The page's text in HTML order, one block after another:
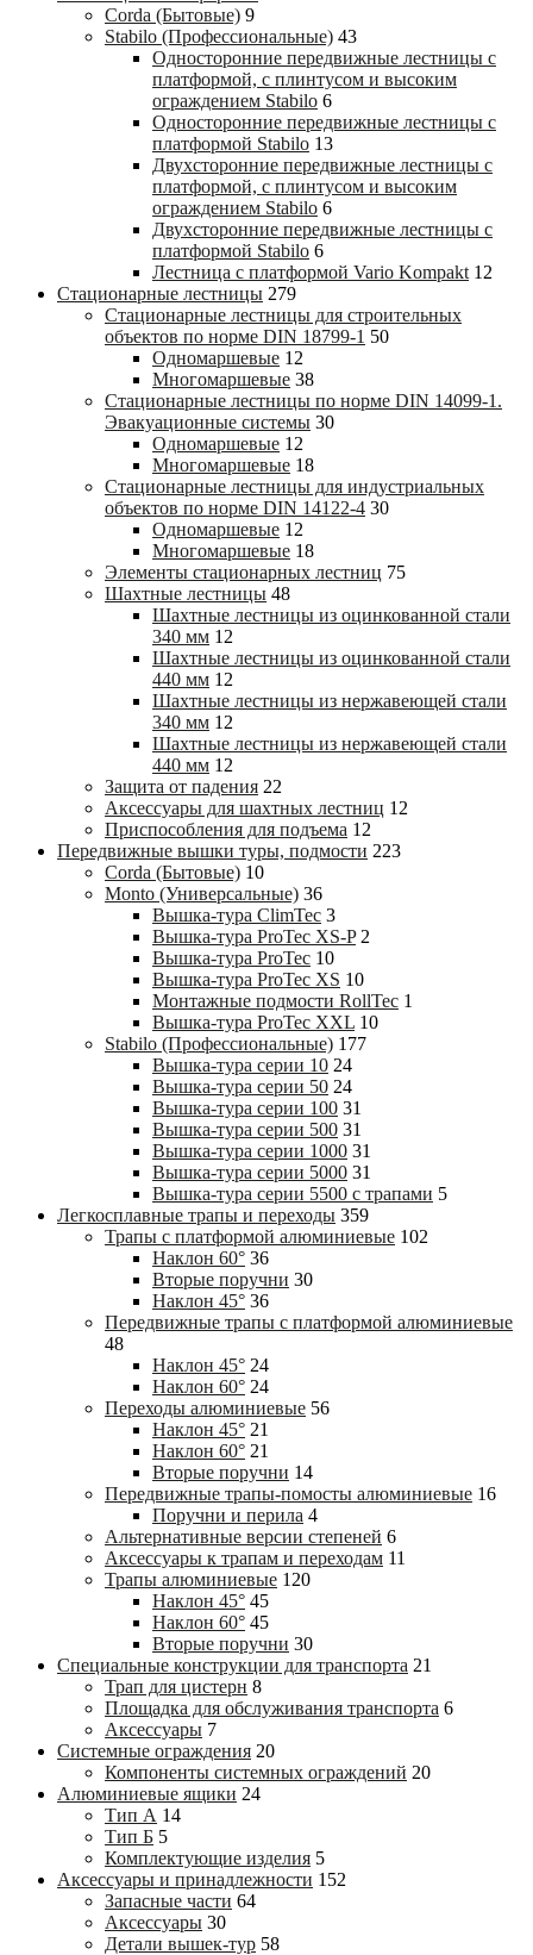
Corda (Бытовые) 9
Stabilo (Профессиональные) 43
Односторонние передвижные лестницы с
платформой, с плинтусом и высоким
ограждением Stabilo 6
Односторонние передвижные лестницы с
платформой Stabilo 13
Двухсторонние передвижные лестницы с
платформой, с плинтусом и высоким
ограждением Stabilo 6
Двухсторонние передвижные лестницы с
платформой Stabilo 6
Лестница с платформой Vario Kompakt 12
Стационарные лестницы 279
Стационарные лестницы для строительных
объектов по норме DIN 18799-1 50
Одномаршевые 12
Многомаршевые 38
Стационарные лестницы по норме DIN 14099-1.
Эвакуационные системы 30
Одномаршевые 12
Многомаршевые 18
Стационарные лестницы для индустриальных
объектов по норме DIN 14122-4 30
Одномаршевые 12
Многомаршевые 18
Элементы стационарных лестниц 75
Шахтные лестницы 48
Шахтные лестницы из оцинкованной стали
340 мм 12
Шахтные лестницы из оцинкованной стали
440 мм 12
Шахтные лестницы из нержавеющей стали
340 мм 12
Шахтные лестницы из нержавеющей стали
440 мм 12
Защита от падения 22
Аксессуары для шахтных лестниц 12
Приспособления для подъема 12
Передвижные вышки туры, подмости 223
Corda (Бытовые) 10
Monto (Универсальные) 36
Вышка-тура ClimTec 3
Вышка-тура ProTec XS-P 2
Вышка-тура ProTec 10
Вышка-тура ProTec XS 10
Монтажные подмости RollTec 1
Вышка-тура ProTec XXL 10
Stabilo (Профессиональные) 177
Вышка-тура cерии 10 24
Вышка-тура cерии 50 24
Вышка-тура cерии 100 31
Вышка-тура cерии 500 31
Вышка-тура cерии 1000 31
Вышка-тура cерии 5000 31
Вышка-тура cерии 5500 с трапами 5
Легкосплавные трапы и переходы 359
Трапы с платформой алюминиевые 102
Наклон 60° 36
Вторые поручни 30
Наклон 45° 36
Передвижные трапы с платформой алюминиевые
48
Наклон 45° 24
Наклон 60° 24
Переходы алюминиевые 56
Наклон 45° 21
Наклон 60° 21
Вторые поручни 14
Передвижные трапы-помосты алюминиевые 16
Поручни и перила 4
Альтернативные версии степеней 6
Аксессуары к трапам и переходам 11
Трапы алюминиевые 120
Наклон 45° 45
Наклон 60° 45
Вторые поручни 30
Специальные конструкции для транспорта 21
Трап для цистерн 8
Площадка для обслуживания транспорта 6
Аксессуары 7
Системные ограждения 20
Компоненты системных ограждений 20
Алюминиевые ящики 24
Тип А 14
Тип Б 5
Комплектующие изделия 5
Аксессуары и принадлежности 152
Запасные части 64
Аксессуары 30
Детали вышек-тур 58